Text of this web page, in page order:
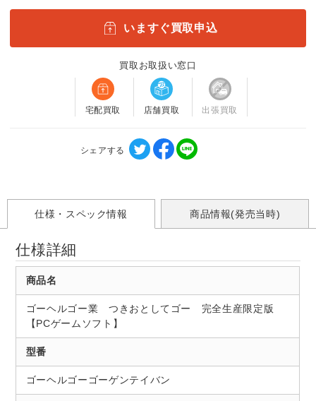
いますぐ買取申込
買取お取扱い窓口
宅配買取 店舗買取 出張買取
シェアする
仕様・スペック情報 商品情報(発売当時)
仕様詳細
商品名
ゴーヘルゴー業 つきおとしてゴー 完全生産限定版
【PCゲームソフト】
型番
ゴーヘルゴーゴーゲンテイバン